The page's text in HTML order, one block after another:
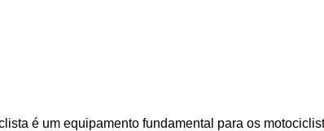
é um equipamento fundamental para os